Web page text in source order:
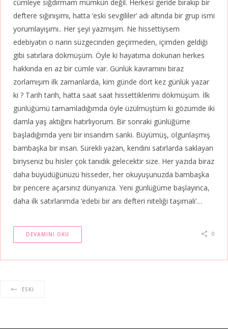
cümleye sığdırmam mümkün değil. Herkesi geride bırakıp bir
deftere sığınışımı, hatta ‘eski sevgililer’ adı altında bir grup ismi
yorumlayışımı.. Her şeyi yazmışım. Ne hissettiysem
edebiyatın o narin süzgecinden geçirmeden, içimden geldiği
gibi satırlara dökmüşüm. Öyle ki hayatıma dokunan herkes
hakkında en az bir cümle var. Günlük kavramını biraz
zorlamışım ilk zamanlarda, kim günde dört kez günlük yazar
ki ? Tarih tarih, hatta saat saat hissettiklerimi dökmüşüm. İlk
günlüğümü tamamladığımda öyle üzülmüştüm ki gözümde iki
damla yaş aktığını hatırlıyorum. Bir sonraki günlüğüme
başladığımda yeni bir insandım sanki. Büyümüş, olgunlaşmış
bambaşka bir insan. Sürekli yazan, kendini satırlarda saklayan
biriyseniz bu hisler çok tanıdık gelecektir size. Her yazıda biraz
daha büyüdüğünüzü hisseder, her okuyuşunuzda bambaşka
bir pencere açarsınız dünyanıza. Yeni günlüğüme başlayınca,
daha ilk satırlarımda ‘edebi bir anı defteri niteliği taşımalı’…
DEVAMINI OKU 0
ESKI